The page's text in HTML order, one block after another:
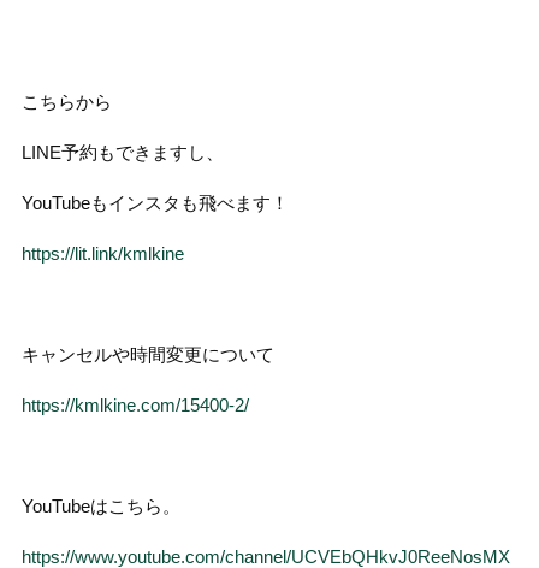
こちらから
LINE予約もできますし、
YouTubeもインスタも飛べます！
https://lit.link/kmlkine
キャンセルや時間変更について
https://kmlkine.com/15400-2/
YouTubeはこちら。
https://www.youtube.com/channel/UCVEbQHkvJ0ReeNosMX